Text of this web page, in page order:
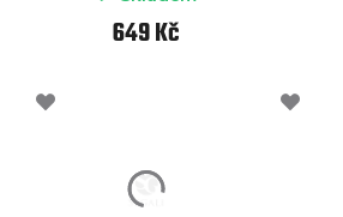
649 Kč